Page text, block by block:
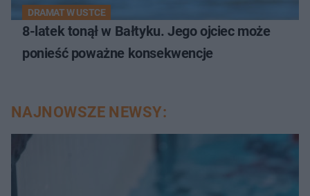
DRAMAT W USTCE
8-latek tonął w Bałtyku. Jego ojciec może
ponieść poważne konsekwencje
NAJNOWSZE NEWSY: